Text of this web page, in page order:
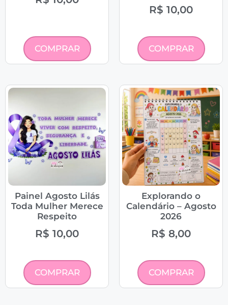
COMPRAR
R$ 10,00
COMPRAR
Painel Agosto Lilás
Toda Mulher Merece
Respeito
R$ 10,00
COMPRAR
Explorando o
Calendário – Agosto
2026
R$ 8,00
COMPRAR